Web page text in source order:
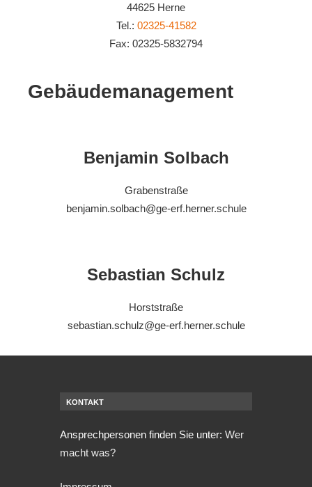
44625 Herne
Tel.: 02325-41582
Fax: 02325-5832794
Gebäudemanagement
Benjamin Solbach
Grabenstraße
benjamin.solbach@ge-erf.herner.schule
Sebastian Schulz
Horststraße
sebastian.schulz@ge-erf.herner.schule
KONTAKT
Ansprechpersonen finden Sie unter: Wer
macht was?